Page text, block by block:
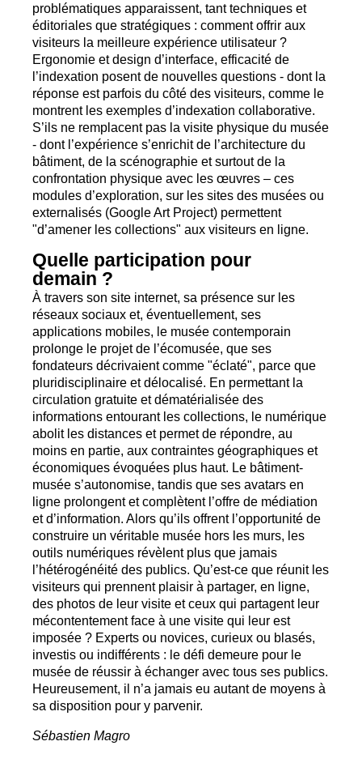
problématiques apparaissent, tant techniques et
éditoriales que stratégiques : comment offrir aux
visiteurs la meilleure expérience utilisateur ?
Ergonomie et design d’interface, efficacité de
l’indexation posent de nouvelles questions - dont la
réponse est parfois du côté des visiteurs, comme le
montrent les exemples d’indexation collaborative.
S’ils ne remplacent pas la visite physique du musée
- dont l’expérience s’enrichit de l’architecture du
bâtiment, de la scénographie et surtout de la
confrontation physique avec les œuvres – ces
modules d’exploration, sur les sites des musées ou
externalisés (Google Art Project) permettent
"d’amener les collections" aux visiteurs en ligne.
Quelle participation pour
demain ?
À travers son site internet, sa présence sur les
réseaux sociaux et, éventuellement, ses
applications mobiles, le musée contemporain
prolonge le projet de l’écomusée, que ses
fondateurs décrivaient comme "éclaté", parce que
pluridisciplinaire et délocalisé. En permettant la
circulation gratuite et dématérialisée des
informations entourant les collections, le numérique
abolit les distances et permet de répondre, au
moins en partie, aux contraintes géographiques et
économiques évoquées plus haut. Le bâtiment-
musée s’autonomise, tandis que ses avatars en
ligne prolongent et complètent l’offre de médiation
et d’information. Alors qu’ils offrent l’opportunité de
construire un véritable musée hors les murs, les
outils numériques révèlent plus que jamais
l’hétérogénéité des publics. Qu’est-ce que réunit les
visiteurs qui prennent plaisir à partager, en ligne,
des photos de leur visite et ceux qui partagent leur
mécontentement face à une visite qui leur est
imposée ? Experts ou novices, curieux ou blasés,
investis ou indifférents : le défi demeure pour le
musée de réussir à échanger avec tous ses publics.
Heureusement, il n’a jamais eu autant de moyens à
sa disposition pour y parvenir.
Sébastien Magro